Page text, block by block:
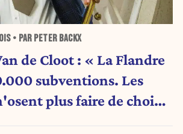
• PAR PETER BACKX
de Cloot : « La Flandre
subventions. Les
plus faire de choix.